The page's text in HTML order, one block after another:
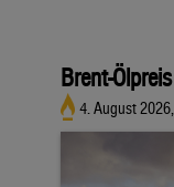
Brent-
4. August